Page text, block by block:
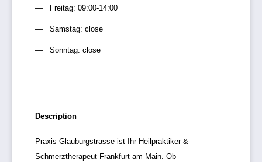
Freitag: 09:00-14:00
Samstag: close
Sonntag: close
Description
Praxis Glauburgstrasse ist Ihr Heilpraktiker &
Schmerztherapeut Frankfurt am Main. Ob